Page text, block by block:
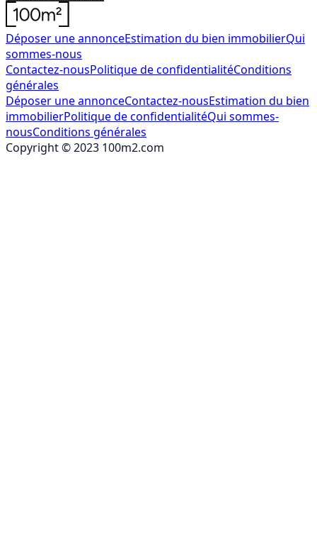
Déposer une annonceEstimation du bien immobilierQui
sommes-nous
Contactez-nousPolitique de confidentialitéConditions
générales
Déposer une annonceContactez-nousEstimation du bien
immobilierPolitique de confidentialitéQui sommes-
nousConditions générales
Copyright © 2023 100m2.com